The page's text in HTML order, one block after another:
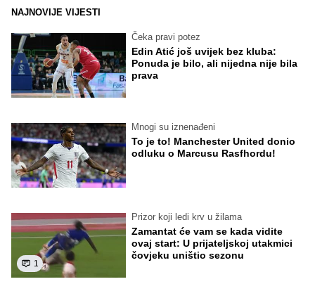
NAJNOVIJE VIJESTI
Čeka pravi potez
Edin Atić još uvijek bez kluba:
Ponuda je bilo, ali nijedna nije bila
prava
Mnogi su iznenađeni
To je to! Manchester United donio
odluku o Marcusu Rasfhordu!
1
Prizor koji ledi krv u žilama
Zamantat će vam se kada vidite
ovaj start: U prijateljskoj utakmici
čovjeku uništio sezonu